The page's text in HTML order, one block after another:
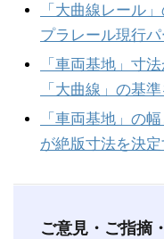
「大曲線レール
プラレール現行
「車両基地」寸
「大曲線」の基
「車両基地」の
が絶版寸法を決
ご意見・ご指摘